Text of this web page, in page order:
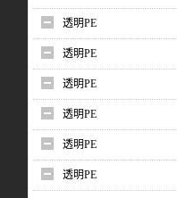
透明PE
透明PE
透明PE
透明PE
透明PE
透明PE